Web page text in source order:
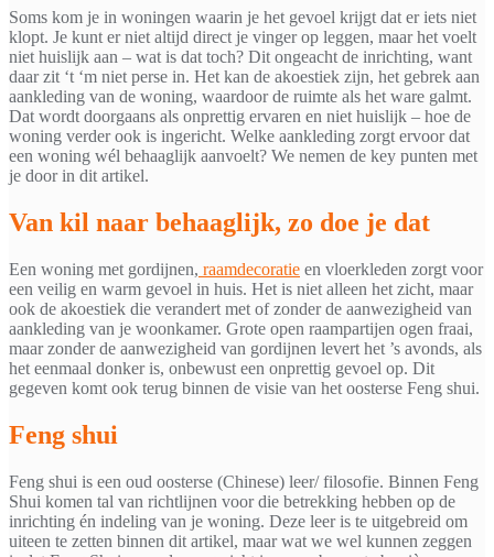
Soms kom je in woningen waarin je het gevoel krijgt dat er iets niet
klopt. Je kunt er niet altijd direct je vinger op leggen, maar het voelt
niet huislijk aan – wat is dat toch? Dit ongeacht de inrichting, want
daar zit ‘t ‘m niet perse in. Het kan de akoestiek zijn, het gebrek aan
aankleding van de woning, waardoor de ruimte als het ware galmt.
Dat wordt doorgaans als onprettig ervaren en niet huislijk – hoe de
woning verder ook is ingericht. Welke aankleding zorgt ervoor dat
een woning wél behaaglijk aanvoelt? We nemen de key punten met
je door in dit artikel.
Van kil naar behaaglijk, zo doe je dat
Een woning met gordijnen, raamdecoratie en vloerkleden zorgt voor
een veilig en warm gevoel in huis. Het is niet alleen het zicht, maar
ook de akoestiek die verandert met of zonder de aanwezigheid van
aankleding van je woonkamer. Grote open raampartijen ogen fraai,
maar zonder de aanwezigheid van gordijnen levert het ’s avonds, als
het eenmaal donker is, onbewust een onprettig gevoel op. Dit
gegeven komt ook terug binnen de visie van het oosterse Feng shui.
Feng shui
Feng shui is een oud oosterse (Chinese) leer/ filosofie. Binnen Feng
Shui komen tal van richtlijnen voor die betrekking hebben op de
inrichting én indeling van je woning. Deze leer is te uitgebreid om
uiteen te zetten binnen dit artikel, maar wat we wel kunnen zeggen